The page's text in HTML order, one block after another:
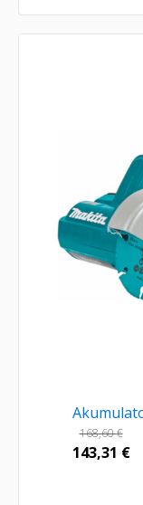
168,60€
143,31 €